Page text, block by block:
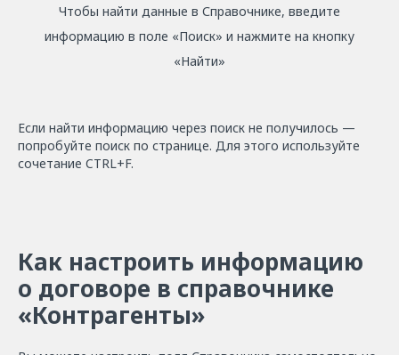
Чтобы найти данные в Справочнике, введите
информацию в поле «Поиск» и нажмите на кнопку
«Найти»
Если найти информацию через поиск не получилось —
попробуйте поиск по странице. Для этого используйте
сочетание CTRL+F.
Как настроить информацию
о договоре в cправочнике
«Контрагенты»